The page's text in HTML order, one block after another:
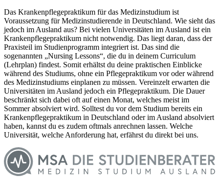
Das Krankenpflegepraktikum für das Medizinstudium ist
Voraussetzung für Medizinstudierende in Deutschland. Wie sieht das
jedoch im Ausland aus? Bei vielen Universitäten im Ausland ist ein
Krankenpflegepraktikum nicht notwendig. Das liegt daran, dass der
Praxisteil im Studienprogramm integriert ist. Das sind die
sogenannten „Nursing Lessons“, die du in deinem Curriculum
(Lehrplan) findest. Somit erhältst du deine praktischen Einblicke
während des Studiums, ohne ein Pflegepraktikum vor oder während
des Medizinstudiums einplanen zu müssen. Vereinzelt erwarten die
Universitäten im Ausland jedoch ein Pflegepraktikum. Die Dauer
beschränkt sich dabei oft auf einen Monat, welches meist im
Sommer absolviert wird. Solltest du vor dem Studium bereits ein
Krankenpflegepraktikum in Deutschland oder im Ausland absolviert
haben, kannst du es zudem oftmals anrechnen lassen. Welche
Universität, welche Anforderung hat, erfährst du direkt bei uns.